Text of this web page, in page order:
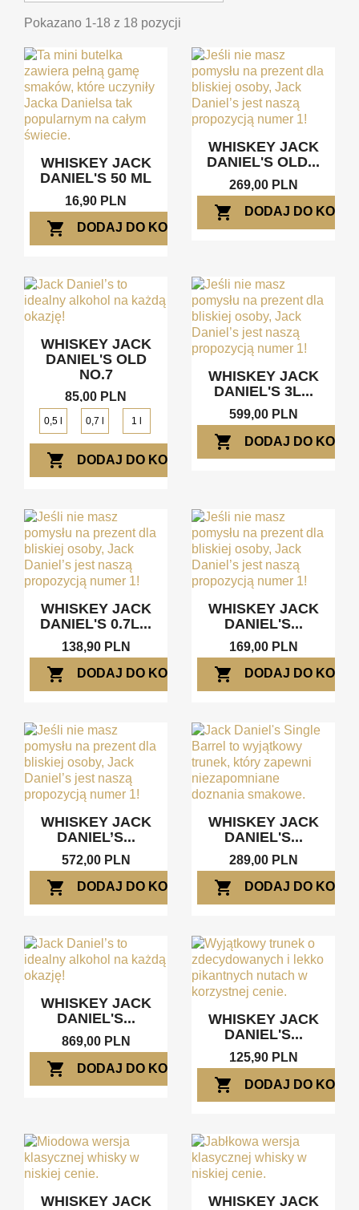
Pokazano 1-18 z 18 pozycji
WHISKEY JACK
DANIEL'S 50 ML
16,90 PLN
shopping_cart DODAJ DO KOSZYKA
WHISKEY JACK
DANIEL'S OLD...
269,00 PLN
shopping_cart DODAJ DO
WHISKEY JACK
DANIEL'S OLD
NO.7
85,00 PLN
0,5 l 0,7 l 1 l
shopping_cart DODAJ DO KOSZYKA
WHISKEY JACK
DANIEL'S 3L...
599,00 PLN
shopping_cart DODAJ DO
WHISKEY JACK
DANIEL'S 0.7L...
138,90 PLN
shopping_cart DODAJ DO KOSZYKA
WHISKEY JACK
DANIEL'S...
169,00 PLN
shopping_cart DODAJ DO
WHISKEY JACK
DANIEL’S...
572,00 PLN
shopping_cart DODAJ DO KOSZYKA
WHISKEY JACK
DANIEL'S...
289,00 PLN
shopping_cart DODAJ DO
WHISKEY JACK
DANIEL'S...
869,00 PLN
shopping_cart DODAJ DO KOSZYKA
WHISKEY JACK
DANIEL'S...
125,90 PLN
shopping_cart DODAJ DO
WHISKEY JACK
WHISKEY JACK